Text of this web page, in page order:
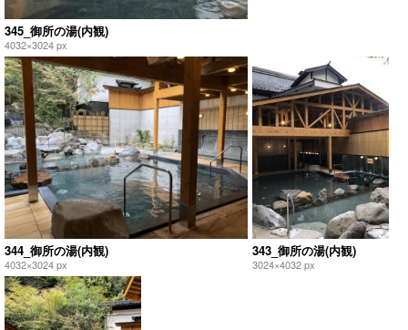
345_御所の湯(内観)
4032×3024 px
344_御所の湯(内観)
4032×3024 px
343_御所の湯(内観)
3024×4032 px